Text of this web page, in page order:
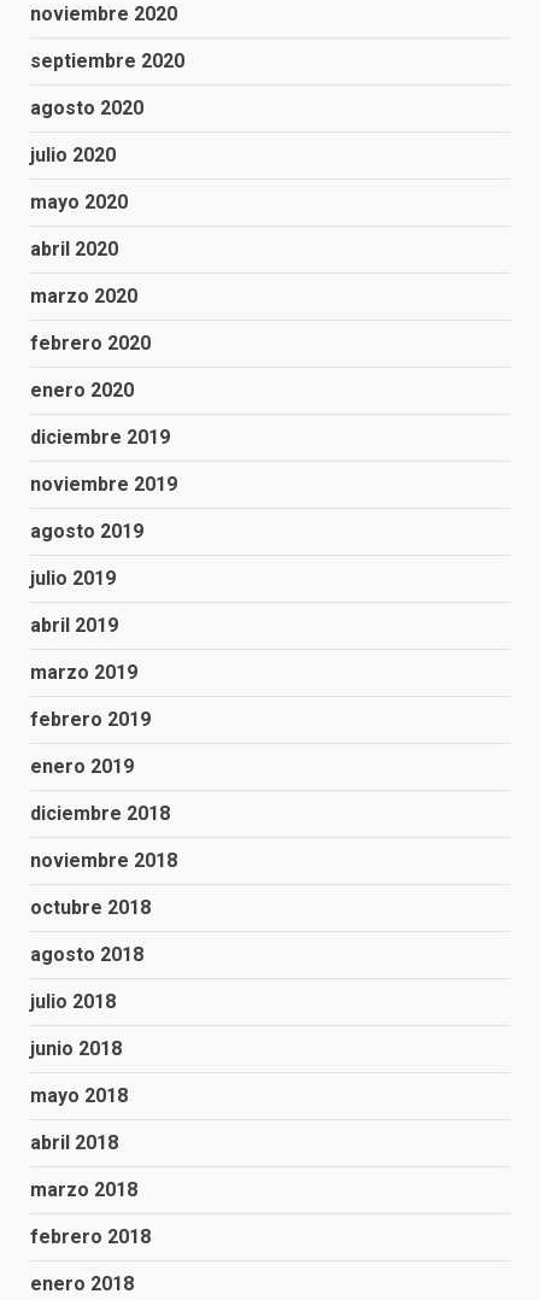
noviembre 2020
septiembre 2020
agosto 2020
julio 2020
mayo 2020
abril 2020
marzo 2020
febrero 2020
enero 2020
diciembre 2019
noviembre 2019
agosto 2019
julio 2019
abril 2019
marzo 2019
febrero 2019
enero 2019
diciembre 2018
noviembre 2018
octubre 2018
agosto 2018
julio 2018
junio 2018
mayo 2018
abril 2018
marzo 2018
febrero 2018
enero 2018